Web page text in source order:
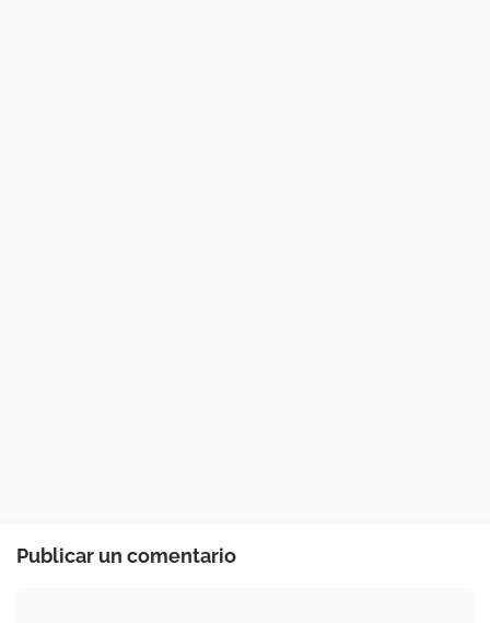
Publicar un comentario